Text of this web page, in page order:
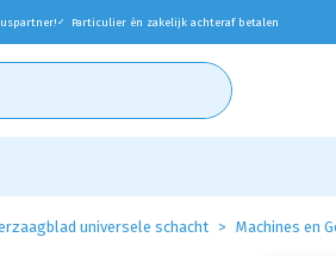
✓ Particulier én zakelijk achteraf betalen
universele schacht Machines en